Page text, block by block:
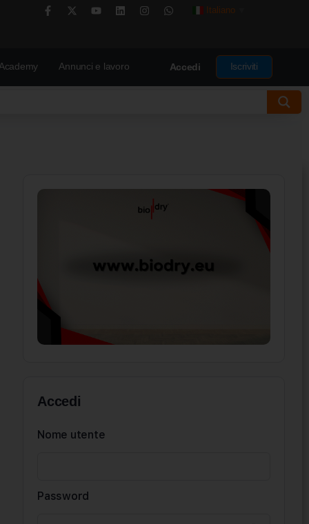
Italiano
Annunci e lavoro Accedi Iscriviti
Accedi
Nome utente
Password